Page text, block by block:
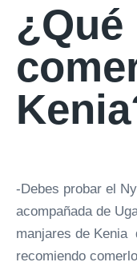
-Debes probar el
acompañada de
manjares de Kenia
recomiendo